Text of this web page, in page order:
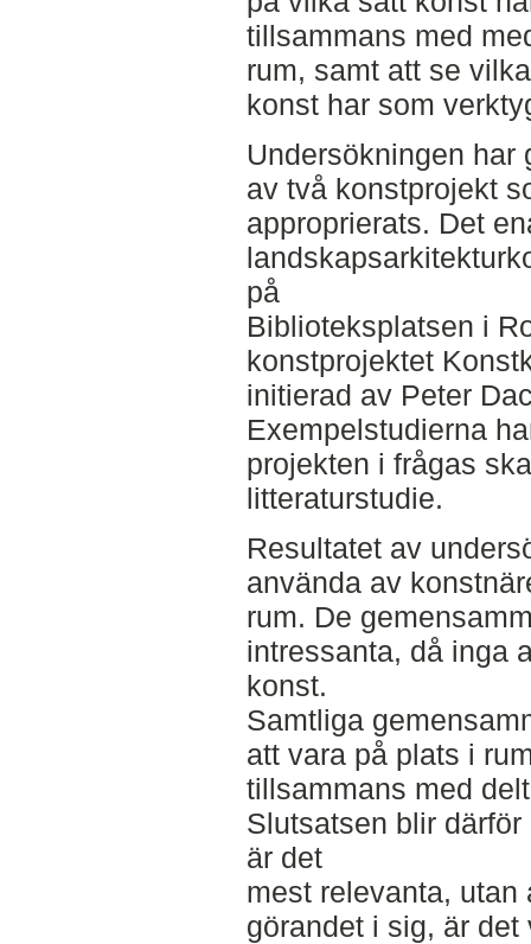
tillsammans med
rum, samt att se
konst har som
Undersökningen har
av två konstprojekt
approprierats. Det
på
Biblioteksplatsen i
konstprojektet
initierad av Peter
Exempelstudierna
projekten i frågas
litteraturstudie.
Resultatet av
använda av
rum. De
intressanta, då inga
konst.
Samtliga
att vara på plats i
tillsammans med
Slutsatsen blir
är det
mest relevanta, utan
görandet i sig, är det